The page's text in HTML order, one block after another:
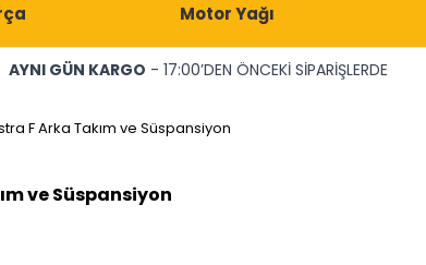
Motor Yağı
AYNI GÜN KARGO - 17:00’DEN ÖNCEKİ SİPARİŞLERDE
F Arka Takım ve Süspansiyon
ve Süspansiyon